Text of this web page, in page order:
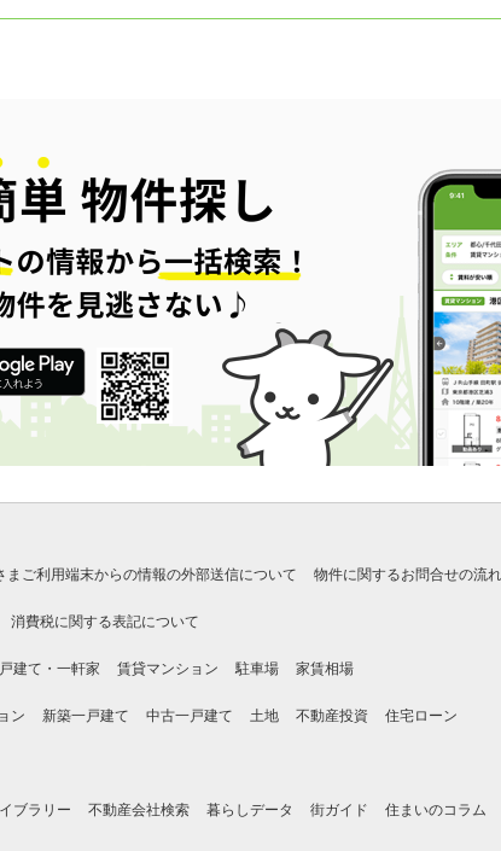
まご利用端末からの情報の外部送信について 物件に関するお問合せの流れ
消費税に関する表記について
建て・一軒家 賃貸マンション 駐車場 家賃相場
ン 新築一戸建て 中古一戸建て 土地 不動産投資 住宅ローン
ブラリー 不動産会社検索 暮らしデータ 街ガイド 住まいのコラム